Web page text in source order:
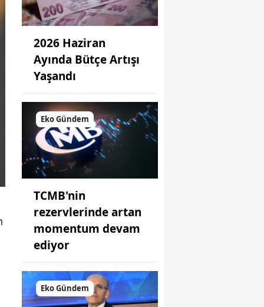
2026 Haziran
Ayında Bütçe Artışı
Yaşandı
Eko Gündem
TCMB'nin
rezervlerinde artan
momentum devam
ediyor
Eko Gündem